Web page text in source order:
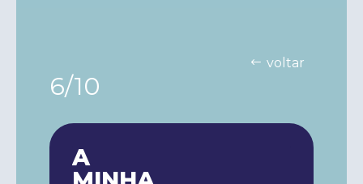
voltar
6/10
A